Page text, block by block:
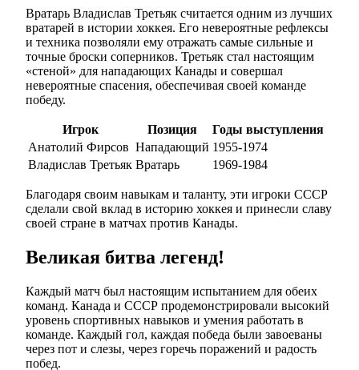
Вратарь Владислав Третьяк считается одним из лучших
вратарей в истории хоккея. Его невероятные рефлексы
и техника позволяли ему отражать самые сильные и
точные броски соперников. Третьяк стал настоящим
«стеной» для нападающих Канады и совершал
невероятные спасения, обеспечивая своей команде
победу.
Игрок Позиция
Годы выступления
Анатолий Фирсов Нападающий 1955-1974
Владислав Третьяк Вратарь 1969-1984
Благодаря своим навыкам и таланту, эти игроки СССР
сделали свой вклад в историю хоккея и принесли славу
своей стране в матчах против Канады.
Великая битва легенд!
Каждый матч был настоящим испытанием для обеих
команд. Канада и СССР продемонстрировали высокий
уровень спортивных навыков и умения работать в
команде. Каждый гол, каждая победа были завоеваны
через пот и слезы, через горечь поражений и радость
побед.